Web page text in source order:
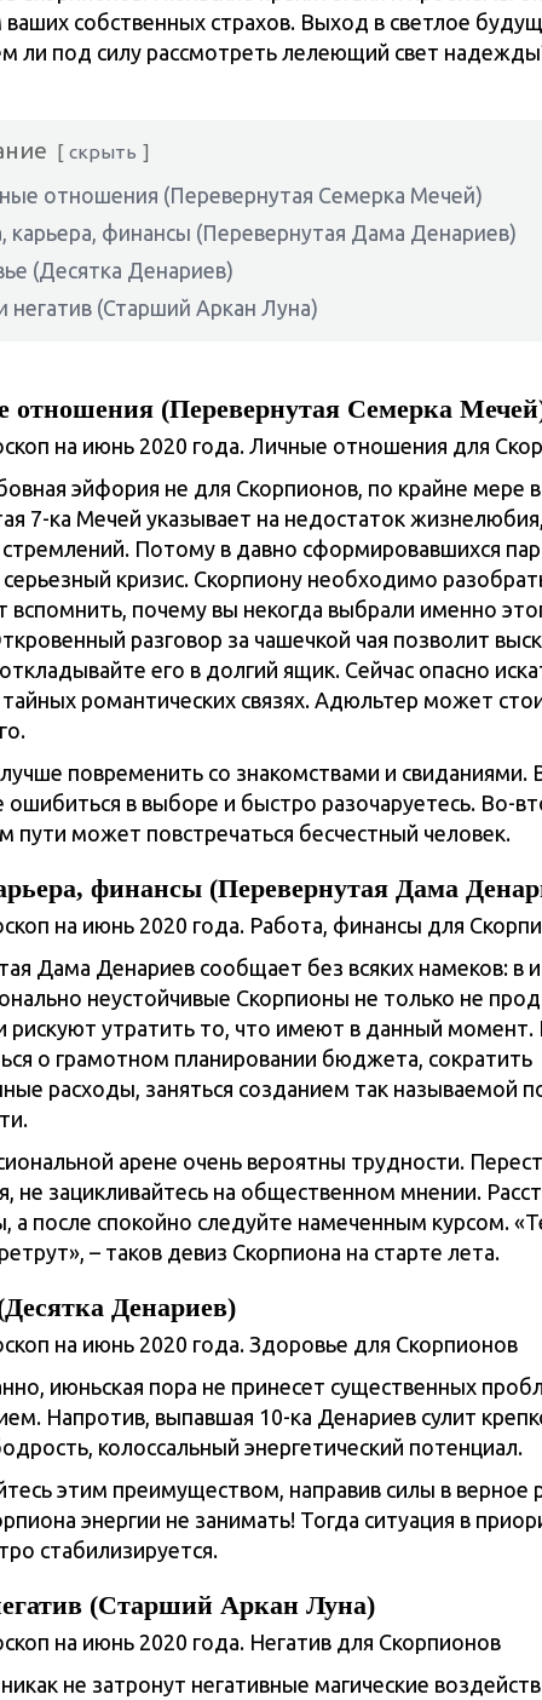
ваших собственных страхов. Выход в светлое
ли под силу рассмотреть лелеющий свет
скрыть
отношения (Перевернутая Семерка Мечей)
карьера, финансы (Перевернутая Дама Денариев)
(Десятка Денариев)
негатив (Старший Аркан Луна)
отношения (Перевернутая Семерка
эйфория не для Скорпионов, по крайне мере
7-ка Мечей указывает на недостаток
Потому в давно сформировавшихся
кризис. Скорпиону необходимо
вспомнить, почему вы некогда выбрали именно
разговор за чашечкой чая позволит
его в долгий ящик. Сейчас опасно
романтических связях. Адюльтер может
повременить со знакомствами и свиданиями.
ошибиться в выборе и быстро разочаруетесь. Во-
пути может повстречаться бесчестный человек.
финансы (Перевернутая Дама
Дама Денариев сообщает без всяких намеков: в
неустойчивые Скорпионы не только не
рискуют утратить то, что имеют в данный
о грамотном планировании бюджета, сократить
расходы, заняться созданием так называемой
арене очень вероятны трудности.
не зацикливайтесь на общественном мнении.
а после спокойно следуйте намеченным курсом.
– таков девиз Скорпиона на старте лета.
Денариев)
июньская пора не принесет существенных
Напротив, выпавшая 10-ка Денариев сулит
колоссальный энергетический потенциал.
этим преимуществом, направив силы в верное
энергии не занимать! Тогда ситуация в
стабилизируется.
(Старший Аркан Луна)
не затронут негативные магические